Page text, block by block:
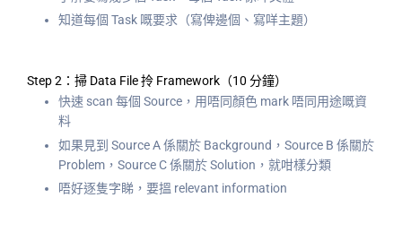
知道每個 Task 嘅要求（寫俾邊個、寫咩主題）
Step 2：掃 Data File 拎 Framework（10 分鐘）
快速 scan 每個 Source，用唔同顏色 mark 唔同用途嘅資
料
如果見到 Source A 係關於 Background，Source B 係關於
Problem，Source C 係關於 Solution，就咁樣分類
唔好逐隻字睇，要搵 relevant information